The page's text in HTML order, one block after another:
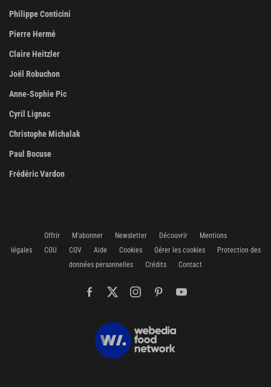
Philippe Conticini
Pierre Hermé
Claire Heitzler
Joël Robuchon
Anne-Sophie Pic
Cyril Lignac
Christophe Michalak
Paul Bocuse
Frédéric Vardon
Offrir M'abonner Newsletter Découvrir
Mentions
légales
CGU CGV Aide Cookies Gérer les cookies
Protection des
données personnelles
Crédits Contact